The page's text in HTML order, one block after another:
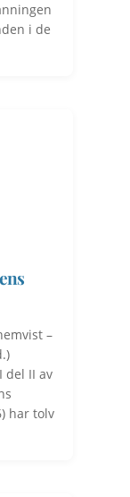
i de
–
del II av
har tolv